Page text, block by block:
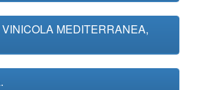
MEDITERRANEA,